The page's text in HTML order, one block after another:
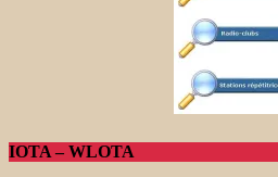
IOTA – WLOTA